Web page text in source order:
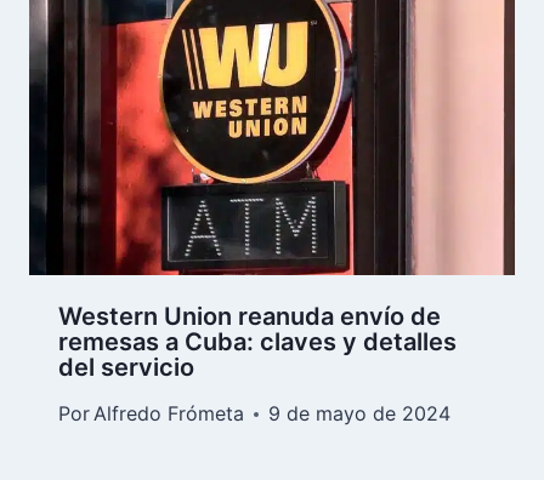
Western Union reanuda envío de
remesas a Cuba: claves y detalles
del servicio
PorAlfredo Frómeta 9 de mayo de 2024